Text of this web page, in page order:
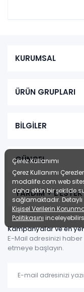
farksız
Kazancınız: 890,00₺
₺8.900,00
KURUMSAL
ÜRÜN GRUPLARI
BİLGİLER
GÜNCEL
YARDIM + DESTEK
Kampanyalar ve en
E-Mail adresinizi
etmeye başlayın.
Çerez Kullanımı
Çerez Kullanımı
modalife.com web
daha etkin bir şekilde
sağlamaktadır.
Kişisel Verilerin
Politikasını